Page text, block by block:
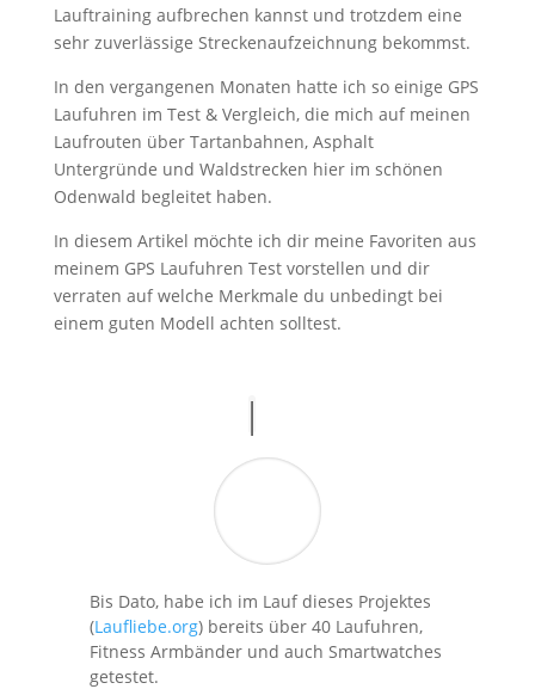
Lauftraining aufbrechen kannst und trotzdem eine
sehr zuverlässige Streckenaufzeichnung bekommst.
In den vergangenen Monaten hatte ich so einige GPS
Laufuhren im Test & Vergleich, die mich auf meinen
Laufrouten über Tartanbahnen, Asphalt
Untergründe und Waldstrecken hier im schönen
Odenwald begleitet haben.
In diesem Artikel möchte ich dir meine Favoriten aus
meinem GPS Laufuhren Test vorstellen und dir
verraten auf welche Merkmale du unbedingt bei
einem guten Modell achten solltest.
Bis Dato, habe ich im Lauf dieses Projektes
(Laufliebe.org) bereits über 40 Laufuhren,
Fitness Armbänder und auch Smartwatches
getestet.